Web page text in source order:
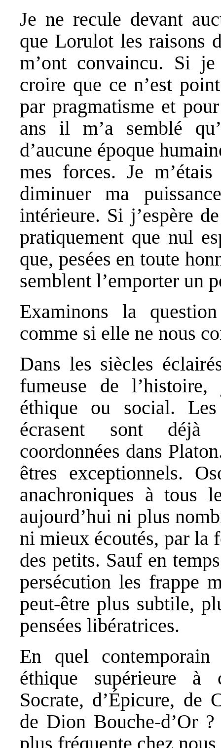
Je ne recule devant
que Lorulot les raisons
m’ont convaincu. Si
croire que ce n’est
par pragmatisme et
ans il m’a semblé
d’aucune époque
mes forces. Je
diminuer ma
intérieure. Si j’espère
pratiquement que nul
que, pesées en toute
semblent l’emporter un
Examinons la
comme si elle ne nous
Dans les siècles
fumeuse de
éthique ou social.
écrasent sont déjà
coordonnées dans
êtres exceptionnels.
anachroniques à tous
aujourd’hui ni plus
ni mieux écoutés, par la
des petits. Sauf en
persécution les frappe
peut-être plus subtile,
pensées libératrices.
En quel contemporain
éthique supérieure à
Socrate, d’Épicure, de
de Dion Bouche-d’Or
plus fréquente chez